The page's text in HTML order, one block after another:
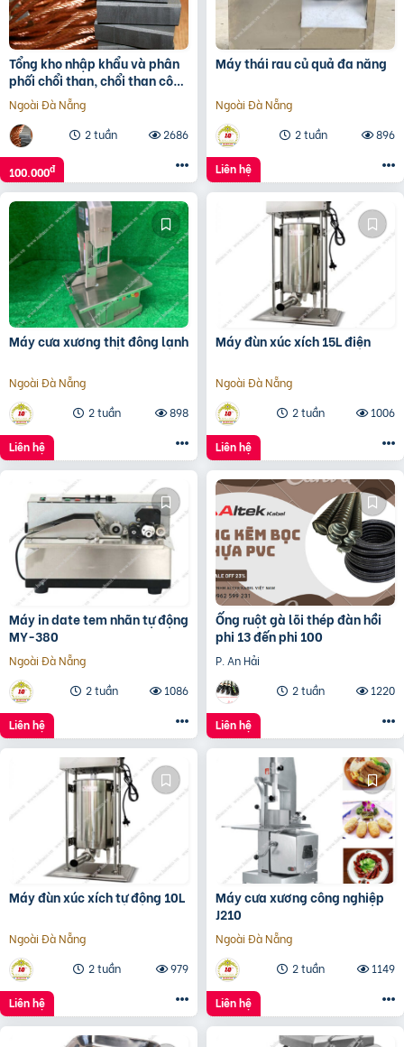
Tổng kho nhập khẩu và phân
phối chổi than, chổi than công
nghiệp
Ngoài Đà Nẵng
2 tuần
2686
100.000đ
Máy thái rau củ quả đa năng
Ngoài Đà Nẵng
2 tuần
896
Liên hệ
Máy cưa xương thịt đông lạnh
Ngoài Đà Nẵng
2 tuần
898
Liên hệ
Máy đùn xúc xích 15L điện
Ngoài Đà Nẵng
2 tuần
1006
Liên hệ
Máy in date tem nhãn tự động
MY-380
Ngoài Đà Nẵng
2 tuần
1086
Liên hệ
Ống ruột gà lõi thép đàn hồi
phi 13 đến phi 100
P. An Hải
2 tuần
1220
Liên hệ
Máy đùn xúc xích tự động 10L
Ngoài Đà Nẵng
2 tuần
979
Liên hệ
Máy cưa xương công nghiệp
J210
Ngoài Đà Nẵng
2 tuần
1149
Liên hệ